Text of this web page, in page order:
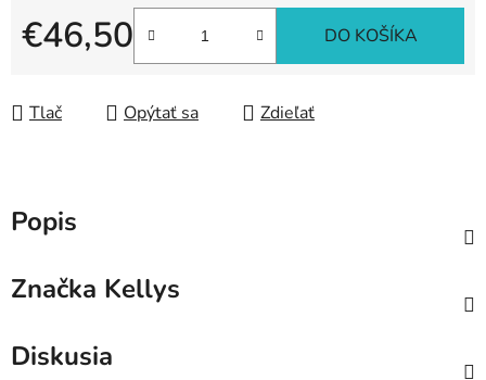
€46,50
Jednotková cena:
DO KOŠÍKA
Tlač Opýtať sa Zdieľať
Popis
Značka Kellys
Diskusia